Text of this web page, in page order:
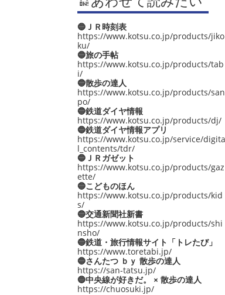
🔵ＪＲ時刻表
https://www.kotsu.co.jp/products/jiko
ku/
🔵旅の手帖
https://www.kotsu.co.jp/products/tab
i/
🔵散歩の達人
https://www.kotsu.co.jp/products/san
po/
🔵鉄道ダイヤ情報
https://www.kotsu.co.jp/products/dj/
🔵鉄道ダイヤ情報アプリ
https://www.kotsu.co.jp/service/digita
l_contents/tdr/
🔵ＪＲガゼット
https://www.kotsu.co.jp/products/gaz
ette/
🔵こどものほん
https://www.kotsu.co.jp/products/kid
s/
🔵交通新聞社新書
https://www.kotsu.co.jp/products/shi
nsho/
🔵鉄道・旅行情報サイト「トレたび」
https://www.toretabi.jp/
🔵さんたつ ｂｙ 散歩の達人
https://san-tatsu.jp/
🔵中央線が好きだ。 × 散歩の達人
https://chuosuki.jp/